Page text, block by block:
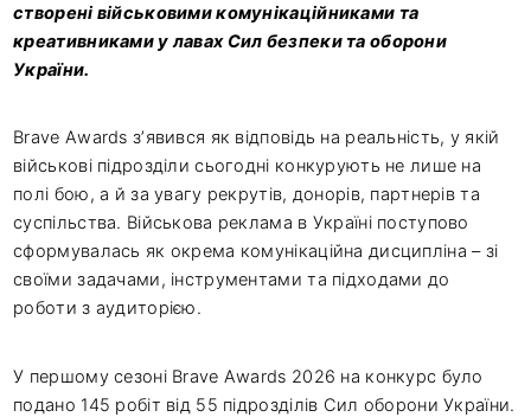
створені військовими комунікаційниками та
креативниками у лавах Сил безпеки та оборони
України.
Brave Awards з’явився як відповідь на реальність, у якій
військові підрозділи сьогодні конкурують не лише на
полі бою, а й за увагу рекрутів, донорів, партнерів та
суспільства. Військова реклама в Україні поступово
сформувалась як окрема комунікаційна дисципліна – зі
своїми задачами, інструментами та підходами до
роботи з аудиторією.
У першому сезоні Brave Awards 2026 на конкурс було
подано 145 робіт від 55 підрозділів Сил оборони України.